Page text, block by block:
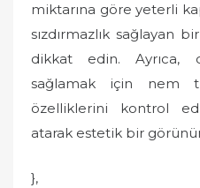
miktarına göre yeterli
sızdırmazlık sağlayan
dikkat edin. Ayrıca,
sağlamak için nem
özelliklerini kontrol
atarak estetik bir
},